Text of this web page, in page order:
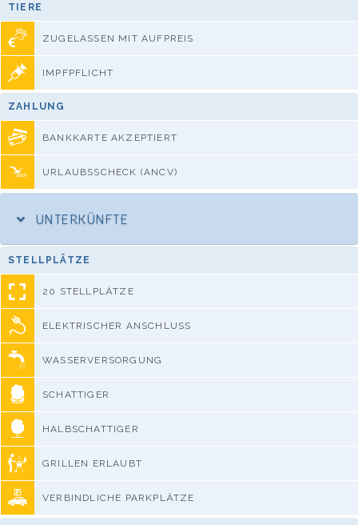
TIERE
ZUGELASSEN MIT AUFPREIS
IMPFPFLICHT
ZAHLUNG
BANKKARTE AKZEPTIERT
URLAUBSSCHECK (ANCV)
UNTERKÜNFTE
STELLPLÄTZE
20 STELLPLÄTZE
ELEKTRISCHER ANSCHLUSS
WASSERVERSORGUNG
SCHATTIGER
HALBSCHATTIGER
GRILLEN ERLAUBT
VERBINDLICHE PARKPLÄTZE